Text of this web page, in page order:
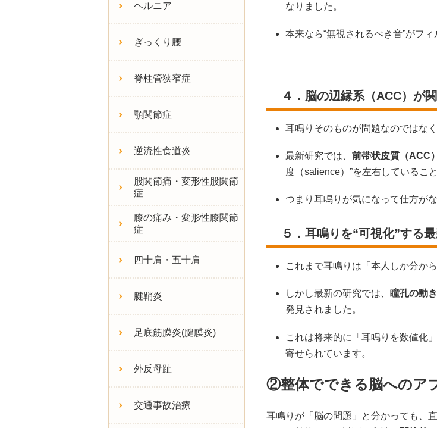
ヘルニア
ぎっくり腰
脊柱管狭窄症
顎関節症
逆流性食道炎
股関節痛・変形性股関節
症
膝の痛み・変形性膝関節
症
四十肩・五十肩
腱鞘炎
足底筋膜炎(腱膜炎)
外反母趾
交通事故治療
なりました。
本来なら“無視されるべき音”がフ
４．脳の辺縁系（ACC）が
耳鳴りそのものが問題なのではな
最新研究では、 前帯状皮質（ACC
度（salience）”を左右しているこ
つまり耳鳴りが気になって仕方が
５．耳鳴りを“可視化”する
これまで耳鳴りは「本人しか分か
しかし最新の研究では、 瞳孔の動
発見されました。
これは将来的に「耳鳴りを数値化
寄せられています。
②整体でできる脳へのア
耳鳴りが「脳の問題」と分かっても、